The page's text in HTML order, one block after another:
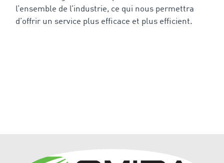
l’ensemble de l’industrie, ce qui nous permettra
d’offrir un service plus efficace et plus efficient.